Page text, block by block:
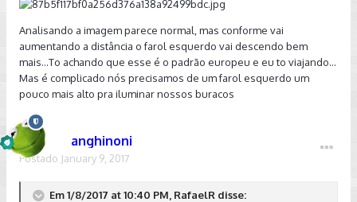
Analisando a imagem parece normal, mas conforme vai
aumentando a distância o farol esquerdo vai descendo bem
mais...To achando que esse é o padrão europeu e eu to viajando...
Mas é complicado nós precisamos de um farol esquerdo um
pouco mais alto pra iluminar nossos buracos
anghinoni
Postado January 9, 2017
Em 1/8/2017 at 10:40 PM, RafaelR disse: